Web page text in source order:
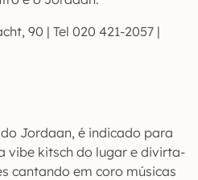
90 | Tel 020 421-2057 |
Jordaan, é indicado para
vibe kitsch do lugar e divirta-
cantando em coro músicas